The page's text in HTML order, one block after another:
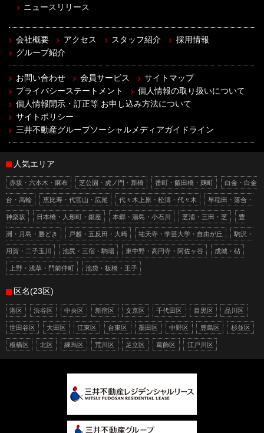
ニュースリリース
会社概要 アクセス スタッフ紹介
採用情報
グループ紹介
お問い合わせ 会員サービス
サイトマップ
プライバシーステートメント
個人情報の取り扱いについて
個人情報開示・訂正等 お申し込み方法について
サイトポリシー
三井不動産グループソーシャルメディアガイドライン
人気エリア
赤坂・六本木・麻布 芝公園・虎ノ門・新橋 番町・飯田橋・麹町 白金・白金
台・高輪 恵比寿・代官山・広尾 代々木上原・松濤・代々木 早稲田・落合・
神楽坂 日本橋・人形町・銀座 本郷・湯島・小石川 芝浦・三田・芝 豊
洲・月島・勝どき 戸越・五反田・大崎 祐天寺・学芸大学・自由が丘 駒沢・
用賀・二子玉川 池尻・三宿・駒場 東中野・高円寺・阿佐ヶ谷 成城・砧
上野・浅草・門前仲町 池袋・板橋・王子
区名(23区)
港区 渋谷区 中央区 新宿区 文京区 千代田区 目黒区 品川区
世田谷区 大田区 江東区 台東区 墨田区 中野区 豊島区 杉並区
板橋区 北区 練馬区 荒川区 足立区 葛飾区 江戸川区